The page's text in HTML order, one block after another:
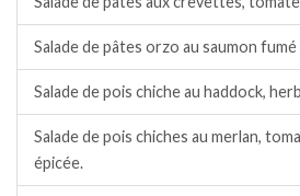
Salade de pâtes orzo au saumon
Salade de pois chiche au haddock,
Salade de pois chiches au merlan,
épicée.